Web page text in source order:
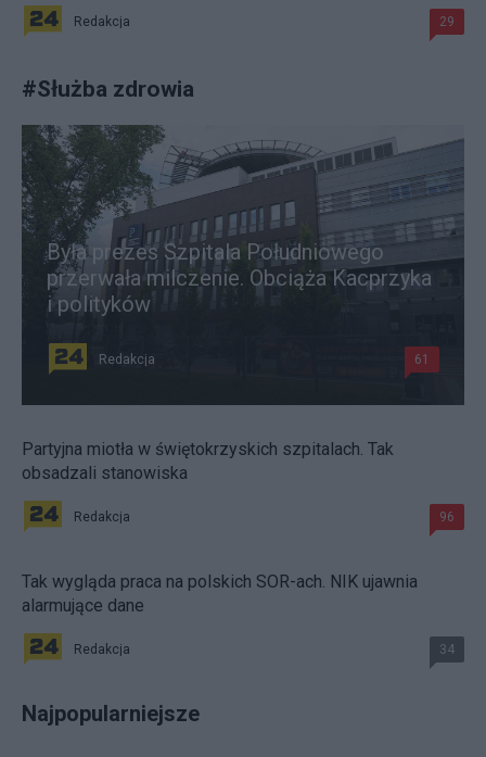
Redakcja 29
#Służba zdrowia
Była prezes Szpitala Południowego
przerwała milczenie. Obciąża Kacprzyka
i polityków
Redakcja 61
Partyjna miotła w świętokrzyskich szpitalach. Tak
obsadzali stanowiska
Redakcja 96
Tak wygląda praca na polskich SOR-ach. NIK ujawnia
alarmujące dane
Redakcja 34
Najpopularniejsze